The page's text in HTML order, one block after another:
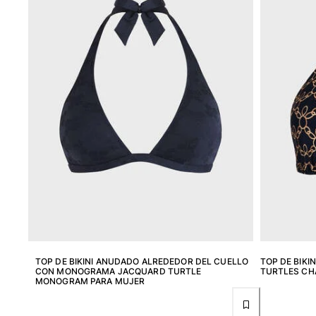
Bañadores Una Pieza
Rashguard
Dos Piezas
Bebe
Partes de abajo de bikini
Ver todo Trajes de baño
Pret-a-porter
Vestidos y Faldas
Ver todo Pret-a-porter
TOP DE BIKINI ANUDADO ALREDEDOR DEL CUELLO
CON MONOGRAMA JACQUARD TURTLE
MONOGRAM PARA MUJER
TOP DE
TURTLES